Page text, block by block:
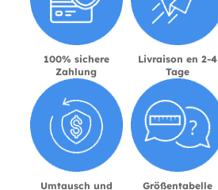
100% sichere
Zahlung
Livraison en 2-4
Tage
Umtausch und
Größentabelle